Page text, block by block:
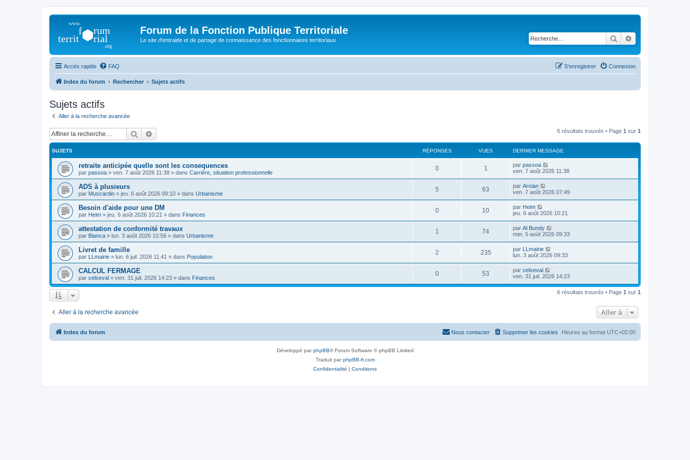
Forum de la Fonction Publique Territoriale
Le site d'entraide et de partage de connaissance des fonctionnaires territoriaux Rechercher
Accès rapide FAQ Connexion
S’enregistrer
Index du forum Rechercher Sujets actifs
Sujets actifs
Aller à la recherche avancée
Rechercher 6 résultats trouvés • Page 1 sur 1
SUJETS RÉPONSES VUES DERNIER MESSAGE
retraite anticipée quelle sont les consequences
par passoa » ven. 7 août 2026 11:38 » dans Carrière, situation professionnelle
0 1 par passoa
ven. 7 août 2026 11:38
ADS à plusieurs
par Muscardin » jeu. 6 août 2026 09:10 » dans Urbanisme
5 63 par Arslan
ven. 7 août 2026 07:49
Besoin d'aide pour une DM
par Heim » jeu. 6 août 2026 10:21 » dans Finances
0 10 par Heim
jeu. 6 août 2026 10:21
attestation de conformité travaux
par Bianca » lun. 3 août 2026 10:56 » dans Urbanisme
1 74 par Al Bundy
mer. 5 août 2026 09:33
Livret de famille
par LLmairie » lun. 6 juil. 2026 11:41 » dans Population
2 235 par LLmairie
lun. 3 août 2026 09:33
CALCUL FERMAGE
par celseval » ven. 31 juil. 2026 14:23 » dans Finances
0 53 par celseval
ven. 31 juil. 2026 14:23
6 résultats trouvés • Page 1 sur 1
Aller à la recherche avancée Aller à
Index du forum Heures au format UTC+02:00
Supprimer les cookies
Nous contacter
Développé parphpBB® Forum Software © phpBB Limited
Traduit parphpBB-fr.com
Confidentialité | Conditions